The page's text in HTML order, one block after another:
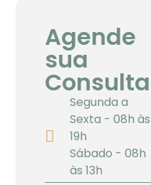
Agende
sua
Consulta
Segunda a
Sexta - 08h às
19h
Sábado - 08h
às 13h